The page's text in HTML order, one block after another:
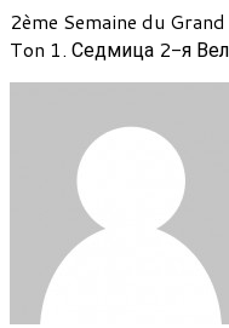
2ème Semaine du
Ton 1. Седмица 2-я